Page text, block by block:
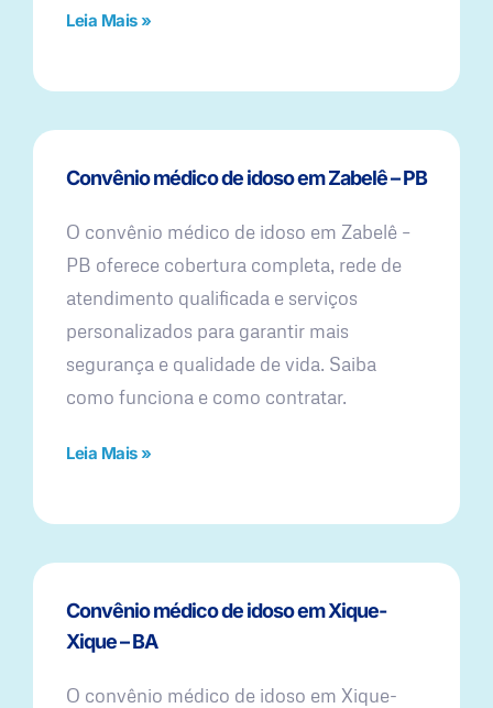
Leia Mais »
Convênio médico de idoso em Zabelê – PB
O convênio médico de idoso em Zabelê –
PB oferece cobertura completa, rede de
atendimento qualificada e serviços
personalizados para garantir mais
segurança e qualidade de vida. Saiba
como funciona e como contratar.
Leia Mais »
Convênio médico de idoso em Xique-
Xique – BA
O convênio médico de idoso em Xique-